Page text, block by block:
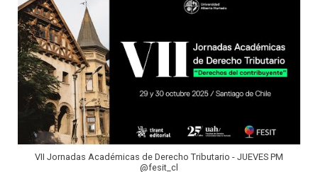
VII Jornadas Académicas de Derecho Tributario - JUEVES PM
@fesit_cl